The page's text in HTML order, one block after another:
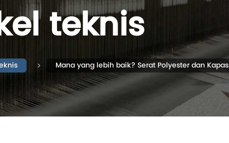
teknis
Mana yang lebih baik? Serat Polyester dan Kapas